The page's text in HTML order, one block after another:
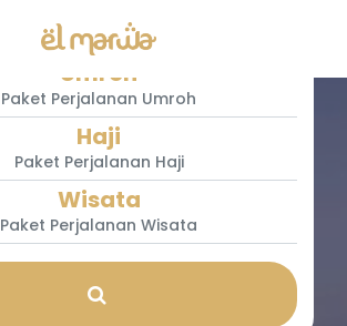
Umroh
Paket Perjalanan Umroh
Haji
Paket Perjalanan Haji
Wisata
Paket Perjalanan Wisata